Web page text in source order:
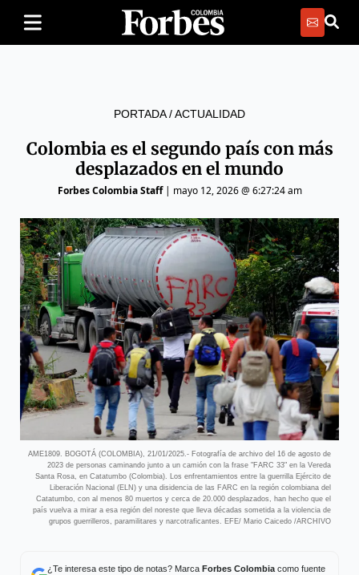
PORTADA/ACTUALIDAD
Colombia es el segundo país con más
desplazados en el mundo
Forbes Colombia Staff| mayo 12, 2026 @ 6:27:24 am
AME1809. BOGOTÁ (COLOMBIA), 21/01/2025.- Fotografía de archivo del 16 de agosto de
2023 de personas caminando junto a un camión con la frase "FARC 33" en la Vereda
Santa Rosa, en Catatumbo (Colombia). Los enfrentamientos entre la guerrilla Ejército de
Liberación Nacional (ELN) y una disidencia de las FARC en la región colombiana del
Catatumbo, con al menos 80 muertos y cerca de 20.000 desplazados, han hecho que el
país vuelva a mirar a esa región del noreste que lleva décadas sometida a la violencia de
grupos guerrilleros, paramilitares y narcotraficantes. EFE/ Mario Caicedo /ARCHIVO
¿Te interesa este tipo de notas? Marca Forbes Colombiacomo fuente